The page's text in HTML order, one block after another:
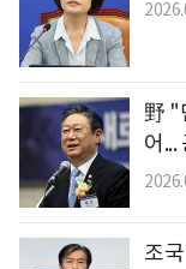
野 "
어...
조